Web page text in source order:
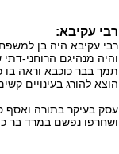
רבי עקיבא:
רבי עקיבא היה בן
והיה מנהיגם הרוחני-
תמך בבר כוכבא וראה
הוצא להורג בעינויים
עסק בעיקר בתורה ואסף
ושחרפו נפשם במרד בר